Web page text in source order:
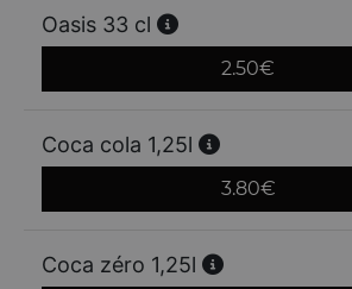
Oasis 33 cl
2.50€
Coca cola 1,25l
3.80€
Coca zéro 1,25l